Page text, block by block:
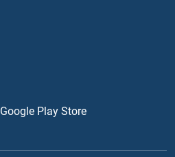
Google Play Store